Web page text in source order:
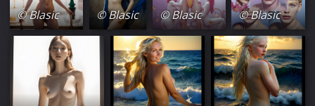
© Blasic © Blasic © Blasic © Blasic